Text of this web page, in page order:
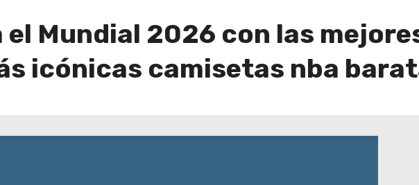
Mundial 2026 con las
icónicas camisetas nba